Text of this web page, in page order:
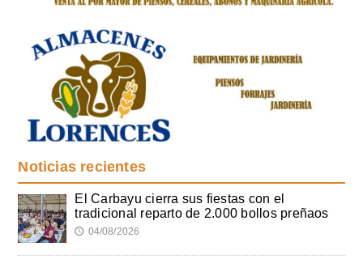
Noticias recientes
El Carbayu cierra sus fiestas con el
tradicional reparto de 2.000 bollos preñaos
🕔 04/08/2026